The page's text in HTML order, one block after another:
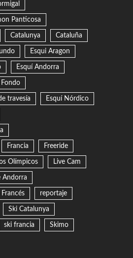
Panticosa
Catalunya Cataluña
Esqui Aragon
Esquí Andorra
Fondo
travesía Esquí Nórdico
Francia Freeride
Olímpicos Live Cam
Andorra
Francés reportaje
Ski Catalunya
ski francia Skimo